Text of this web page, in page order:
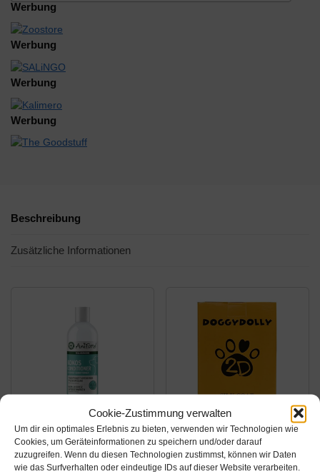
Cookie-Zustimmung verwalten
Um dir ein optimales Erlebnis zu bieten, verwenden wir Technologien wie
Cookies, um Geräteinformationen zu speichern und/oder darauf
zuzugreifen. Wenn du diesen Technologien zustimmst, können wir Daten
wie das Surfverhalten oder eindeutige IDs auf dieser Website verarbeiten.
Werbung
Werbung
Werbung
Werbung
Beschreibung
Zusätzliche Informationen
Amazon.de
17,99€
Amazon.de
18,30€